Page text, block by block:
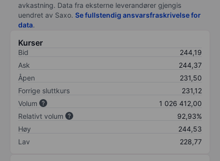
avkastning. Data fra eksterne leverandører gjengis
uendret av Saxo. Se fullstendig ansvarsfraskrivelse for
data.
Kurser
Bid
244,19
Ask
244,37
Åpen
231,50
Forrige sluttkurs
231,12
Volum
1 026 412,00
Relativt volum
92,93%
Høy
244,53
Lav
228,77